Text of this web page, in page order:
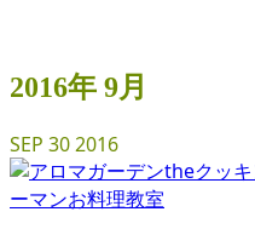
2016年 9月
SEP 302016